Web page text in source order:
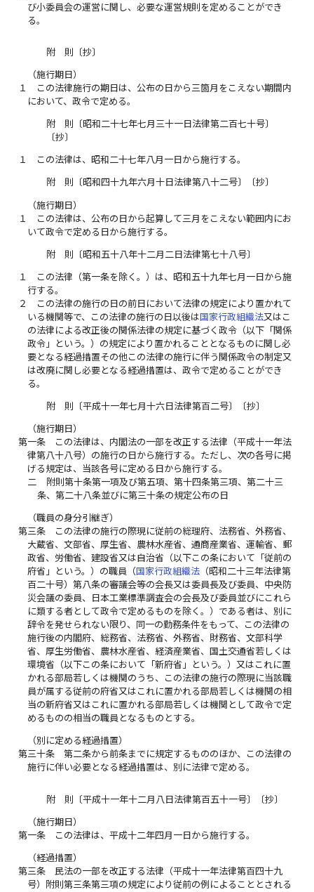
び小委員会の運営に関し、必要な運営規則を定めることができ
る。
附 則〔抄〕
（施行期日）
１
この法律施行の期日は、公布の日から三箇月をこえない期間内
において、政令で定める。
附 則〔昭和二十七年七月三十一日法律第二百七十号〕
〔抄〕
１ この法律は、昭和二十七年八月一日から施行する。
附 則〔昭和四十九年六月十日法律第八十二号〕〔抄〕
（施行期日）
１
この法律は、公布の日から起算して三月をこえない範囲内にお
いて政令で定める日から施行する。
附 則〔昭和五十八年十二月二日法律第七十八号〕
１
この法律（第一条を除く。）は、昭和五十九年七月一日から施
行する。
２
この法律の施行の日の前日において法律の規定により置かれて
いる機関等で、この法律の施行の日以後は国家行政組織法又はこ
の法律による改正後の関係法律の規定に基づく政令（以下「関係
政令」という。）の規定により置かれることとなるものに関し必
要となる経過措置その他この法律の施行に伴う関係政令の制定又
は改廃に関し必要となる経過措置は、政令で定めることができ
る。
附 則〔平成十一年七月十六日法律第百二号〕〔抄〕
（施行期日）
第一条
この法律は、内閣法の一部を改正する法律（平成十一年法
律第八十八号）の施行の日から施行する。ただし、次の各号に掲
げる規定は、当該各号に定める日から施行する。
二
附則第十条第一項及び第五項、第十四条第三項、第二十三
条、第二十八条並びに第三十条の規定公布の日
（職員の身分引継ぎ）
第三条
この法律の施行の際現に従前の総理府、法務省、外務省、
大蔵省、文部省、厚生省、農林水産省、通商産業省、運輸省、郵
政省、労働省、建設省又は自治省（以下この条において「従前の
府省」という。）の職員（国家行政組織法 （昭和二十三年法律第
百二十号）第八条の審議会等の会長又は委員長及び委員、中央防
災会議の委員、日本工業標準調査会の会長及び委員並びにこれら
に類する者として政令で定めるものを除く。）である者は、別に
辞令を発せられない限り、同一の勤務条件をもって、この法律の
施行後の内閣府、総務省、法務省、外務省、財務省、文部科学
省、厚生労働省、農林水産省、経済産業省、国土交通省若しくは
環境省（以下この条において「新府省」という。）又はこれに置
かれる部局若しくは機関のうち、この法律の施行の際現に当該職
員が属する従前の府省又はこれに置かれる部局若しくは機関の相
当の新府省又はこれに置かれる部局若しくは機関として政令で定
めるものの相当の職員となるものとする。
（別に定める経過措置）
第三十条
第二条から前条までに規定するもののほか、この法律の
施行に伴い必要となる経過措置は、別に法律で定める。
附 則〔平成十一年十二月八日法律第百五十一号〕〔抄〕
（施行期日）
第一条
この法律は、平成十二年四月一日から施行する。
（経過措置）
第三条
民法の一部を改正する法律（平成十一年法律第百四十九
号）附則第三条第三項の規定により従前の例によることとされる